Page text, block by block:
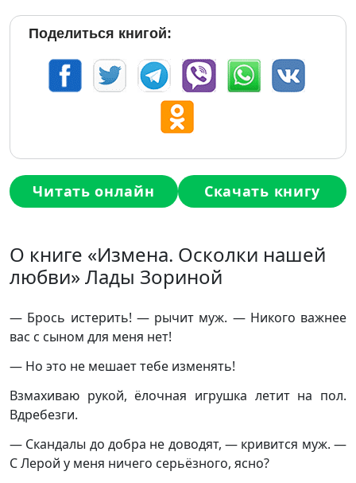
Поделиться книгой:
Читать онлайн Скачать книгу
О книге «Измена. Осколки нашей
любви» Лады Зориной
— Брось истерить! — рычит муж. — Никого важнее
вас с сыном для меня нет!
— Но это не мешает тебе изменять!
Взмахиваю рукой, ёлочная игрушка летит на пол.
Вдребезги.
— Скандалы до добра не доводят, — кривится муж. —
С Лерой у меня ничего серьёзного, ясно?